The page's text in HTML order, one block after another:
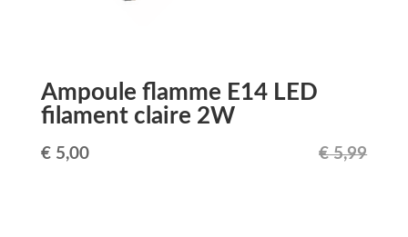
Ampoule flamme E14 LED
filament claire 2W
€5,99
Le
€5,00Le